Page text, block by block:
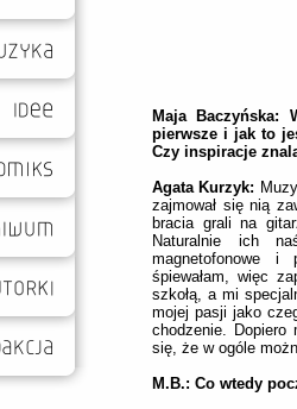
Maja Baczyńska:
pierwsze i jak to
Czy inspiracje
Agata Kurzyk:
zajmował się nią
bracia grali na
Naturalnie ich
magnetofonowe i
śpiewałam, więc
szkołą, a mi
mojej pasji jako
chodzenie. Dopiero
się, że w ogóle
M.B.: Co wtedy